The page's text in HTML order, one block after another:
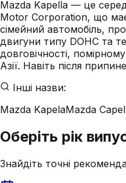
Mazda Kapella — це
Motor Corporation, що має
сімейний автомобіль,
двигуни типу DOHC та
довговічності,
Азії. Навіть після
Інші назви:
Mazda KapelaMazda
Оберіть рік
Знайдіть точні